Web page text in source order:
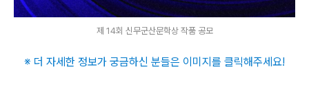
제 14회 신무군산문학상 작품 공모
※ 더 자세한 정보가 궁금하신 분들은 이미지를 클릭해주세요!